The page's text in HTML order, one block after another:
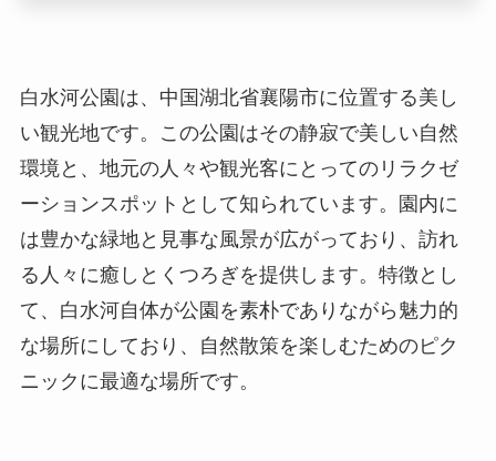
る人々に癒しとくつろぎを提供します。特徴とし
て、白水河自体が公園を素朴でありながら魅力的
な場所にしており、自然散策を楽しむためのピク
ニックに最適な場所です。
所在地
白水河公園は湖北省襄陽市の中心部からほど近い